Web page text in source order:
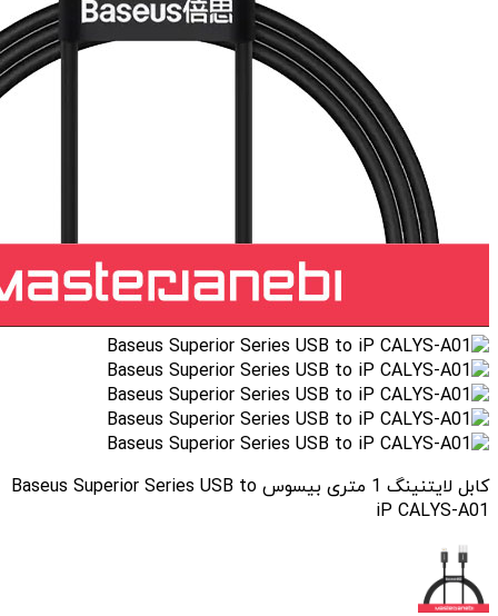
کابل لایتنینگ 1 متری بیسوس Baseus Superior Series USB to
iP CALYS-A01